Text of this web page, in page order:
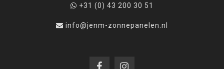
+31 (0) 43 200 30 51
info@jenm-zonnepanelen.nl